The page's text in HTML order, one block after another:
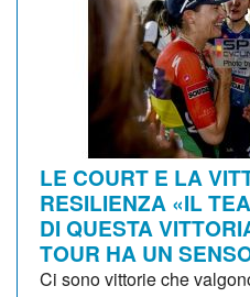
LE COURT E LA
RESILIENZA «IL
DI QUESTA
TOUR HA UN
Ci sono vittorie che